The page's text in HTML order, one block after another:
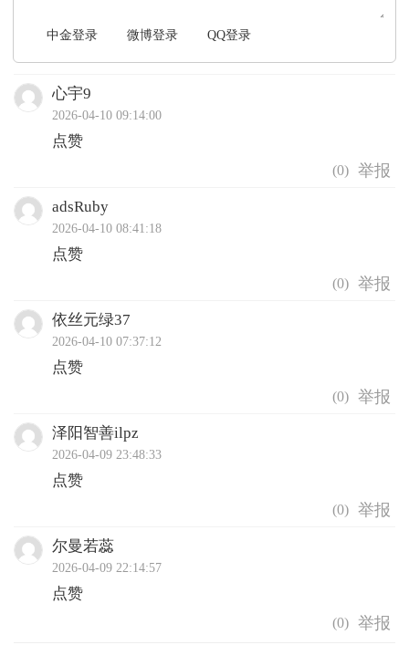
中金登录 微博登录 QQ登录
心宇9
2026-04-10 09:14:00
点赞
(0)
adsRuby
2026-04-10 08:41:18
点赞
(0)
依丝元绿37
2026-04-10 07:37:12
点赞
(0)
泽阳智善ilpz
2026-04-09 23:48:33
点赞
(0)
尔曼若蕊
2026-04-09 22:14:57
点赞
(0)